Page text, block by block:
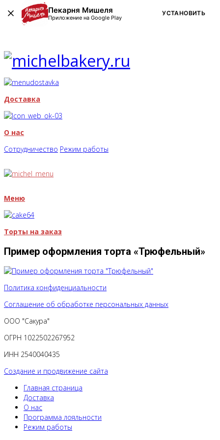
Доставка
О нас
Сотрудничество Режим работы
Меню
Торты на заказ
Пример оформления торта «Трюфельный»
Политика конфиденциальности
Соглашение об обработке персональных данных
ООО "Сакура"
ОГРН 1022502267952
ИНН 2540040435
Создание и продвижение сайта
Главная страница
Доставка
О нас
Программа лояльности
Режим работы
Пекарня Мишеля
Приложение на Google Play
УСТАНОВИТЬ